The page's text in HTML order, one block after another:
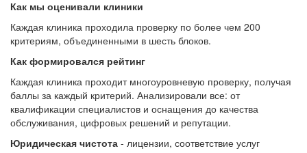
Как мы оценивали клиники
Каждая клиника проходила проверку по более чем 200
критериям, объединенными в шесть блоков.
Как формировался рейтинг
Каждая клиника проходит многоуровневую проверку, получая
баллы за каждый критерий. Анализировали все: от
квалификации специалистов и оснащения до качества
обслуживания, цифровых решений и репутации.
Юридическая чистота - лицензии, соответствие услуг